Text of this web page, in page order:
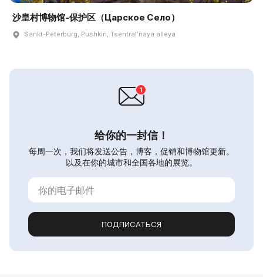
沙皇村博物馆-保护区（Царское Село）
Sankt-Peterburg, Pushkin, Tsentralʹnaya alleya
给你的一封信！
每周一次，我们将发送公告，博客，促销和博物馆更新。
以及在你的城市和全国各地的展览。
ПОДПИСАТЬСЯ